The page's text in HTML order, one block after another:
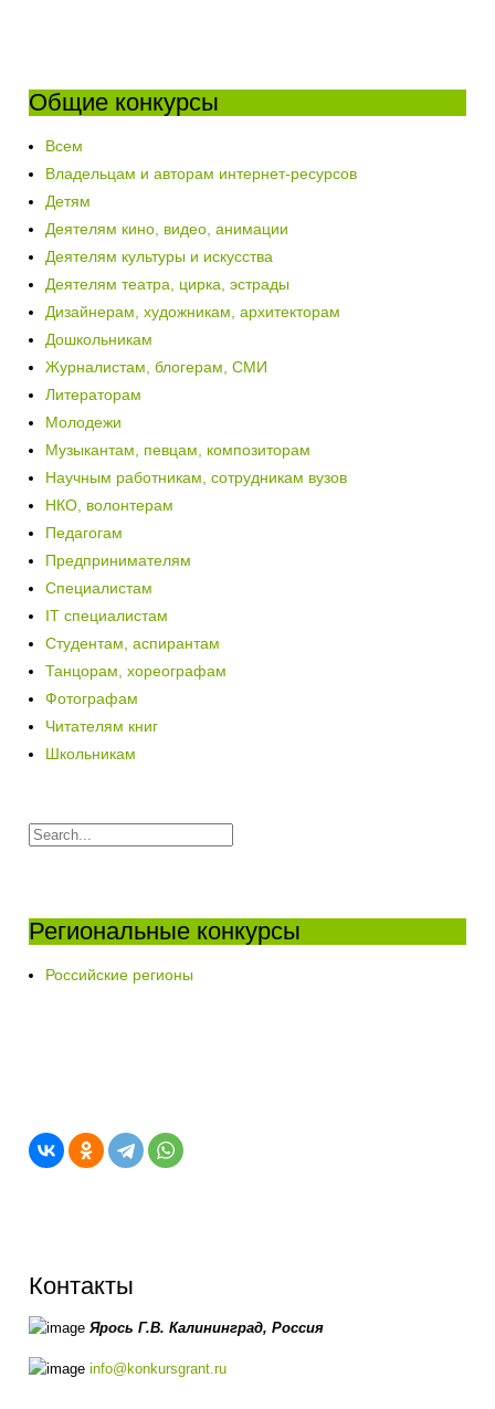
Общие конкурсы
Всем
Владельцам и авторам интернет-ресурсов
Детям
Деятелям кино, видео, анимации
Деятелям культуры и искусства
Деятелям театра, цирка, эстрады
Дизайнерам, художникам, архитекторам
Дошкольникам
Журналистам, блогерам, СМИ
Литераторам
Молодежи
Музыкантам, певцам, композиторам
Научным работникам, сотрудникам вузов
НКО, волонтерам
Педагогам
Предпринимателям
Специалистам
IT специалистам
Студентам, аспирантам
Танцорам, хореографам
Фотографам
Читателям книг
Школьникам
Региональные конкурсы
Российские регионы
Контакты
Ярось Г.В.Калининград,Россия
info@konkursgrant.ru